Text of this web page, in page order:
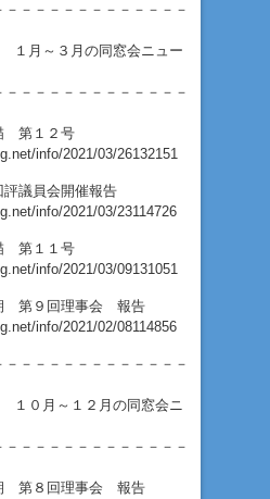
－－－－－－－－－－－－－
～３月の同窓会ニュー
－－－－－－－－－－－－－
第１２号
info/2021/03/26132151
議員会開催報告
info/2021/03/23114726
第１１号
info/2021/03/09131051
第９回理事会 報告
info/2021/02/08114856
－－－－－－－－－－－－－
月～１２月の同窓会ニ
－－－－－－－－－－－－－
第８回理事会 報告